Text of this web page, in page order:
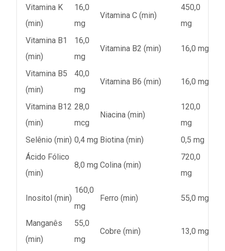
Vitamina K
(min)
16,0
mg
Vitamina C (min)
450,0
mg
Vitamina B1
(min)
16,0
mg
Vitamina B2 (min) 16,0 mg
Vitamina B5
(min)
40,0
mg
Vitamina B6 (min) 16,0 mg
Vitamina B12
(min)
28,0
mcg
Niacina (min)
120,0
mg
Selênio (min) 0,4 mg Biotina (min)
0,5 mg
Ácido Fólico
(min)
8,0 mg Colina (min)
720,0
mg
Inositol (min)
160,0
mg
Ferro (min) 55,0 mg
Manganês
(min)
55,0
mg
Cobre (min) 13,0 mg